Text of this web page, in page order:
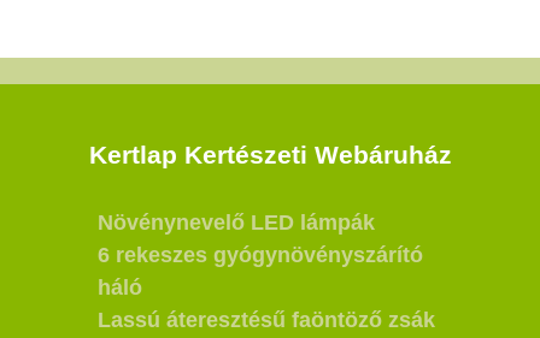
Kertlap Kertészeti Webáruház
Növénynevelő LED lámpák
6 rekeszes gyógynövényszárító
háló
Lassú áteresztésű faöntöző zsák